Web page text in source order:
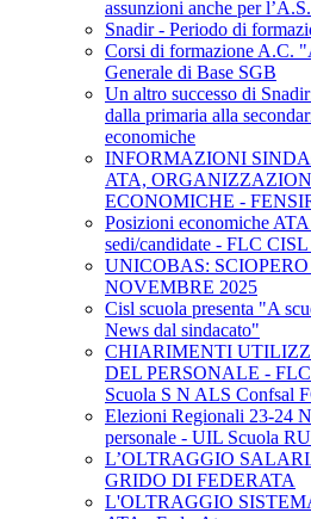
assunzioni anche per
Snadir - Periodo di
Corsi di formazione A.C.
Generale di Base SGB
Un altro successo di
dalla primaria alla
economiche
INFORMAZIONI
ATA,
ECONOMICHE -
Posizioni economiche
sedi/candidate - FLC CISL
UNICOBAS:
NOVEMBRE 2025
Cisl scuola presenta "A
News dal sindacato"
CHIARIMENTI
DEL PERSONALE -
Scuola S N ALS Confsal
Elezioni Regionali 23-24
personale - UIL Scuola
L’OLTRAGGIO
GRIDO DI FEDERATA
L'OLTRAGGIO